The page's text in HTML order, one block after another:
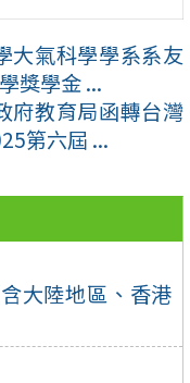
大陸地區、香港
大氣科學學系系友
獎學金 ...
府教育局函轉台灣
第六屆 ...